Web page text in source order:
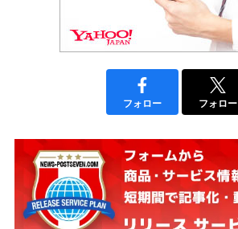
フォロー フォロー